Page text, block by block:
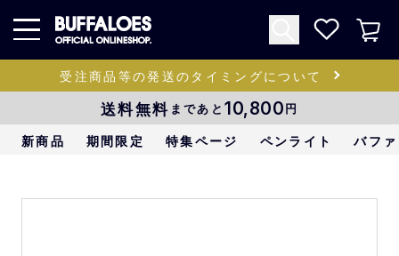
受注商品等の発送のタイミングについて
送料無料 まであと 10,800円
新商品 期間限定 特集ページ ペンライト バフ